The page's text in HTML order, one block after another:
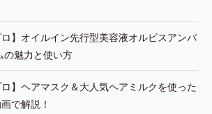
ロ】オイルイン先行型美容液オルビスアンバ
の魅力と使い方
ロ】ヘアマスク＆大人気ヘアミルクを使った
で解説！